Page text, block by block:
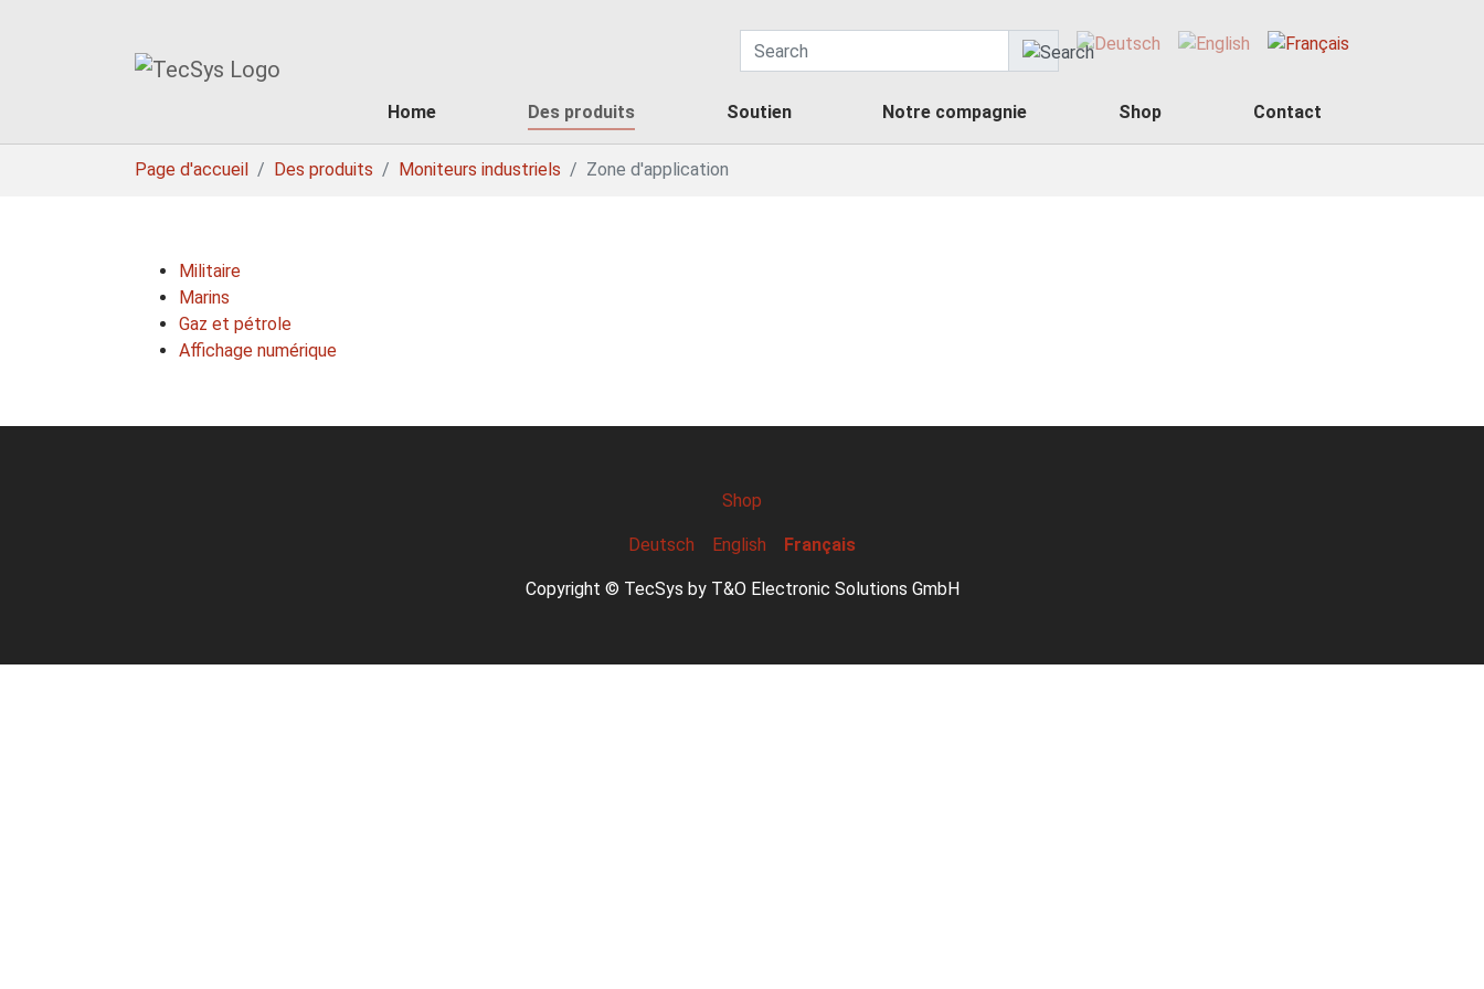
Home Des produits Soutien Notre compagnie Shop Contact
Page d'accueil Des produits Moniteurs industriels Zone d'application
Militaire
Marins
Gaz et pétrole
Affichage numérique
Shop
Deutsch English Français
Copyright © TecSys by T&O Electronic Solutions GmbH